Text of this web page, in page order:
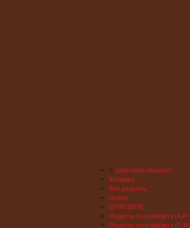
©советский общепит
#Наверх
Все рецепты
Новое
О ПРОЕКТЕ
Рецепты по алфавиту (А-Р)
Рецепты по алфавиту (С-Я)